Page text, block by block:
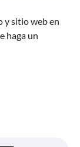
y sitio web en
haga un